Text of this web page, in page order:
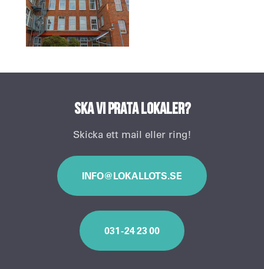
Ska vi prata lokaler?
Skicka ett mail eller ring!
INFO@LOKALLOTS.SE
031 - 24 23 00